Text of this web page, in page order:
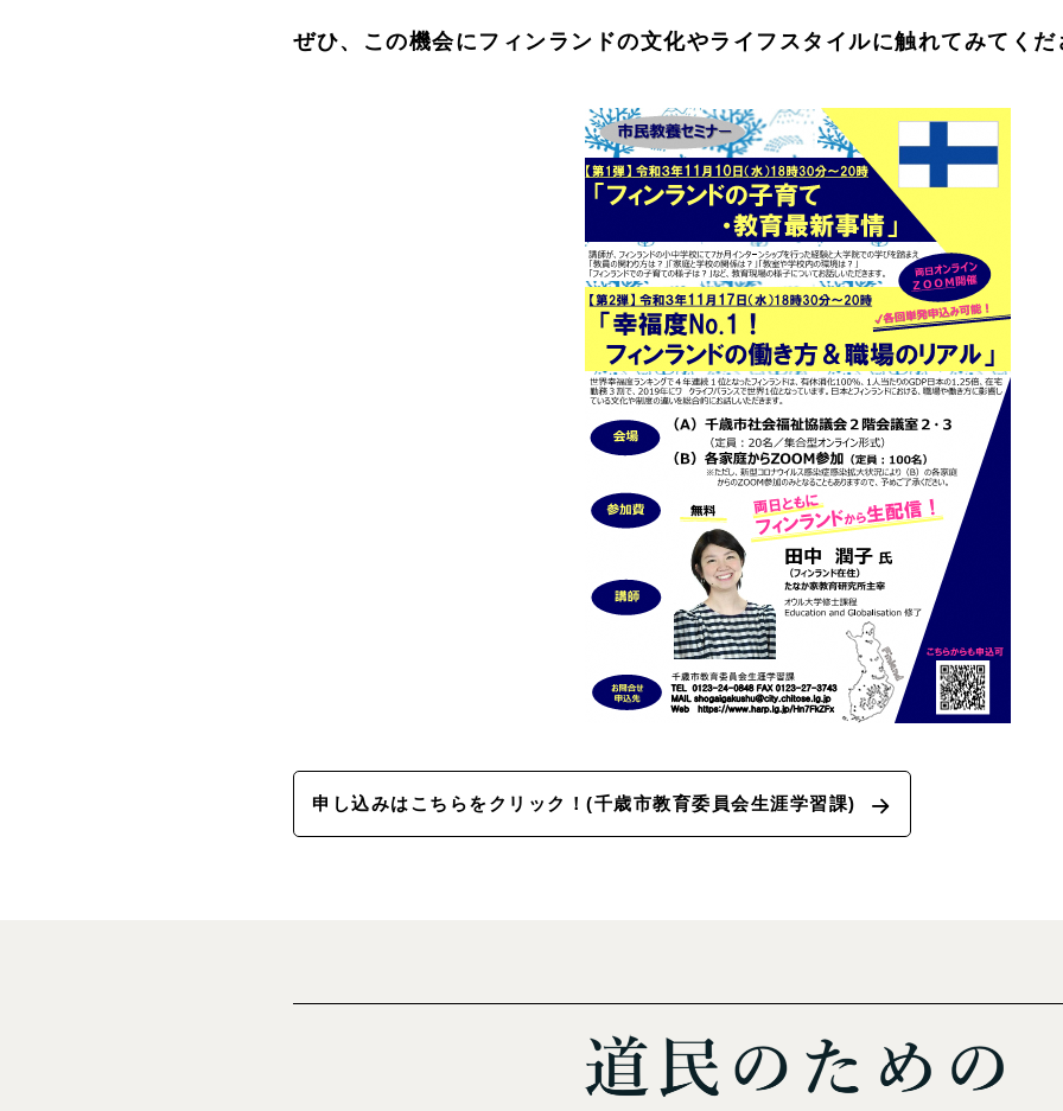
ぜひ、この機会にフィンランドの文化やライフスタイルに触れてみてくだ
申し込みはこちらをクリック！(千歳市教育委員会生涯学習課)